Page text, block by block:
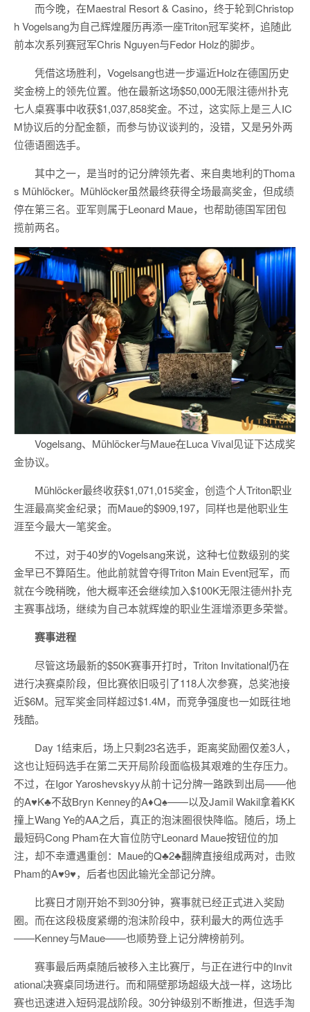
而今晚，在Maestral Resort & Casino，终于轮到Christop
h Vogelsang为自己辉煌履历再添一座Triton冠军奖杯，追随此
前本次系列赛冠军Chris Nguyen与Fedor Holz的脚步。
凭借这场胜利，Vogelsang也进一步逼近Holz在德国历史
奖金榜上的领先位置。他在最新这场$50,000无限注德州扑克
七人桌赛事中收获$1,037,858奖金。不过，这实际上是三人IC
M协议后的分配金额，而参与协议谈判的，没错，又是另外两
位德语圈选手。
其中之一，是当时的记分牌领先者、来自奥地利的Thoma
s Mühlöcker。Mühlöcker虽然最终获得全场最高奖金，但成绩
停在第三名。亚军则属于Leonard Maue，也帮助德国军团包
揽前两名。
Vogelsang、Mühlöcker与Maue在Luca Vival见证下达成奖
金协议。
Mühlöcker最终收获$1,071,015奖金，创造个人Triton职业
生涯最高奖金纪录；而Maue的$909,197，同样也是他职业生
涯至今最大一笔奖金。
不过，对于40岁的Vogelsang来说，这种七位数级别的奖
金早已不算陌生。他此前就曾夺得Triton Main Event冠军，而
就在今晚稍晚，他大概率还会继续加入$100K无限注德州扑克
主赛事战场，继续为自己本就辉煌的职业生涯增添更多荣誉。
赛事进程
尽管这场最新的$50K赛事开打时，Triton Invitational仍在
进行决赛桌阶段，但比赛依旧吸引了118人次参赛，总奖池接
近$6M。冠军奖金同样超过$1.4M，而竞争强度也一如既往地
残酷。
Day 1结束后，场上只剩23名选手，距离奖励圈仅差3人，
这也让短码选手在第二天开局阶段面临极其艰难的生存压力。
不过，在Igor Yaroshevskyy从前十记分牌一路跌到出局——他
的A♥K♣不敌Bryn Kenney的A♦Q♠——以及Jamil Wakil拿着KK
撞上Wang Ye的AA之后，真正的泡沫圈很快降临。随后，场上
最短码Cong Pham在大盲位防守Leonard Maue按钮位的加
注，却不幸遭遇重创：Maue的Q♣2♣翻牌直接组成两对，击败
Pham的A♥9♥，后者也因此输光全部记分牌。
比赛日才刚开始不到30分钟，赛事就已经正式进入奖励
圈。而在这段极度紧绷的泡沫阶段中，获利最大的两位选手
——Kenney与Maue——也顺势登上记分牌榜前列。
赛事最后两桌随后被移入主比赛厅，与正在进行中的Invit
ational决赛桌同场进行。而和隔壁那场超级大战一样，这场比
赛也迅速进入短码混战阶段。30分钟级别不断推进，但选手淘